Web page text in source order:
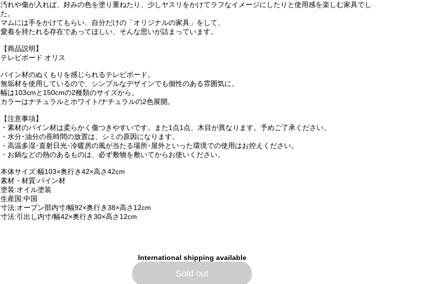
汚れや傷が入れば、好みの色を塗り重ねたり、少しヤスリをかけてラフなイメージにしたりと使用感を楽しむ家具でし
た。
マムには手をかけてもらい、自分だけの「オリジナルの家具」をして、
愛着を持たれる存在であってほしい、そんな思いが詰まっています。
【商品説明】
テレビボード オリス
パイン材のぬくもりを感じられるテレビボード。
無垢材を使用しているので、シンプルなデザインでも個性のある雰囲気に。
幅は103cmと150cmの2種類のサイズから。
カラーはナチュラルとホワイト/ナチュラルの2色展開。
【注意事項】
・素材のパイン材は柔らかく傷つきやすいです。また1点1点、木目が異なります。予めご了承ください。
・水分･油分の長時間の放置は、シミの原因になります。
・高温多湿･直射日光･冷暖房の風が当たる場所･屋外といった環境での使用はお控えください。
・お鍋などの熱のあるものは、必ず敷物を敷いてからお使いください。
本体サイズ:幅103×奥行き42×高さ42cm
素材・材質:パイン材
塗装:オイル塗装
生産国:中国
寸法:オープン部内寸/幅92×奥行き38×高さ12cm
寸法:引出し内寸/幅42×奥行き30×高さ12cm
International shipping available
Sold out